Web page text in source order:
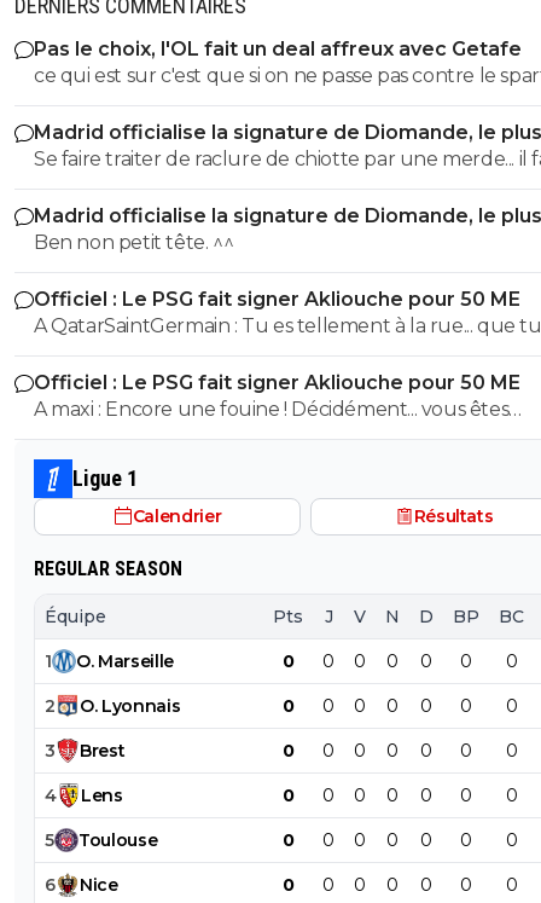
Pas le choix, l'OL fait un deal affreux avec Getafe
ce qui est sur c'est que si on ne passe pas contre le
ca fait etre la grande braderie
Madrid officialise la signature de Diomande, le
transfert de son histoire
Se faire traiter de raclure de chiotte par une merde... il
faire. Mdr
Madrid officialise la signature de Diomande, le
transfert de son histoire
Ben non petit tête. ^^
Officiel : Le PSG fait signer Akliouche pour 50 ME
A QatarSaintGermain : Tu es tellement à la rue... que tu n'as
même pas compris que l'ASM était l'adversaire direct
cette saison.
Officiel : Le PSG fait signer Akliouche pour 50 ME
A maxi : Encore une fouine ! Décidément... vous êtes
beaucoup ^^
Ligue 1
Calendrier Résultats
REGULAR SEASON
Équipe Pts J V N D BP BC
1 O. Marseille 0 0 0 0 0 0 0
2 O. Lyonnais 0 0 0 0 0 0 0
3 Brest 0 0 0 0 0 0 0
4 Lens 0 0 0 0 0 0 0
5 Toulouse 0 0 0 0 0 0 0
6 Nice 0 0 0 0 0 0 0